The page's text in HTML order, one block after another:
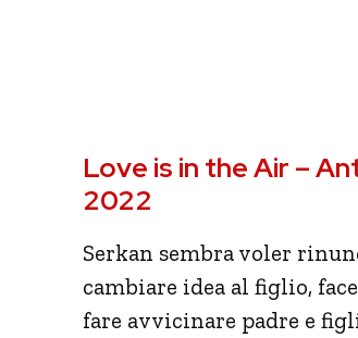
Love is in the Air –
2022
Serkan sembra voler
cambiare idea al figlio,
fare avvicinare padre e